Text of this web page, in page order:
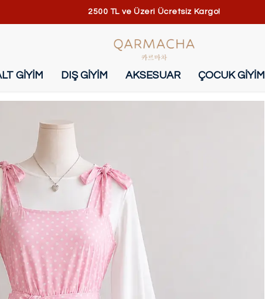
2500 TL ve Üzeri Ücretsiz Kargo!
GİYİM DIŞ GİYİM AKSESUAR ÇOCUK GİYİM